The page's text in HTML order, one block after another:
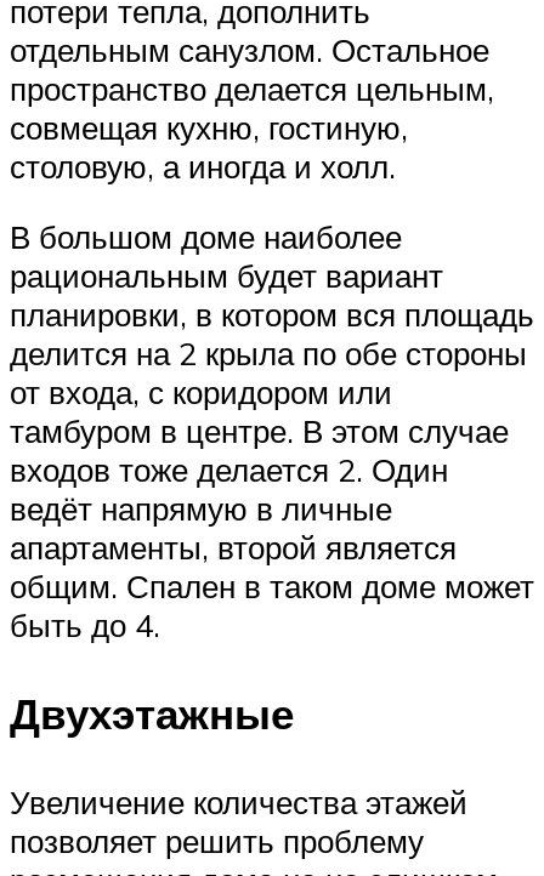
потери тепла, дополнить
отдельным санузлом. Остальное
пространство делается цельным,
совмещая кухню, гостиную,
столовую, а иногда и холл.
В большом доме наиболее
рациональным будет вариант
планировки, в котором вся площадь
делится на 2 крыла по обе стороны
от входа, с коридором или
тамбуром в центре. В этом случае
входов тоже делается 2. Один
ведёт напрямую в личные
апартаменты, второй является
общим. Спален в таком доме может
быть до 4.
Двухэтажные
Увеличение количества этажей
позволяет решить проблему